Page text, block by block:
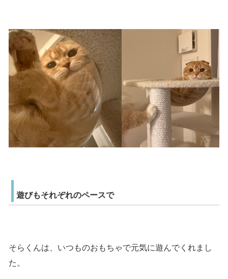
遊びもそれぞれのペースで
そらくんは、いつものおもちゃで元気に遊んでくれまし
た。